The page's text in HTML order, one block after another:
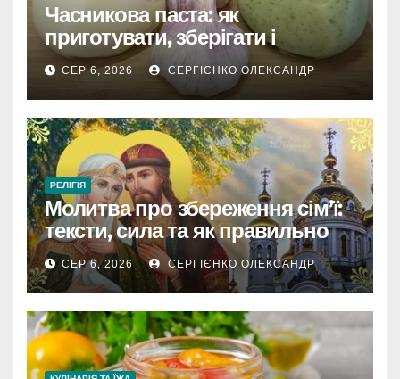
Часникова паста: як
приготувати, зберігати і
розкрити весь смак
СЕР 6, 2026 СЕРГІЄНКО ОЛЕКСАНДР
РЕЛІГІЯ
Молитва про збереження сім’ї:
тексти, сила та як правильно
читати
СЕР 6, 2026 СЕРГІЄНКО ОЛЕКСАНДР